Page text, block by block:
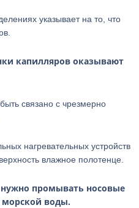
указывает на то, что
капилляров оказывают
связано с чрезмерно
нагревательных устройств
влажное полотенце.
промывать носовые
морской воды.